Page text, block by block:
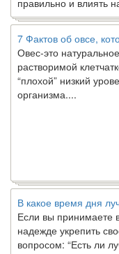
7 Фактов об овсе,
Овес-это
растворимой
“плохой” низкий
организма....
В какое время дня
Если вы принимаете
надежде укрепить
вопросом: “Есть ли
витаминов ?”